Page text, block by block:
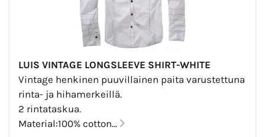
LUIS VINTAGE LONGSLEEVE SHIRT-WHITE
Vintage henkinen puuvillainen paita varustettuna
rinta- ja hihamerkeillä.
2 rintataskua.
Material:100% cotton...